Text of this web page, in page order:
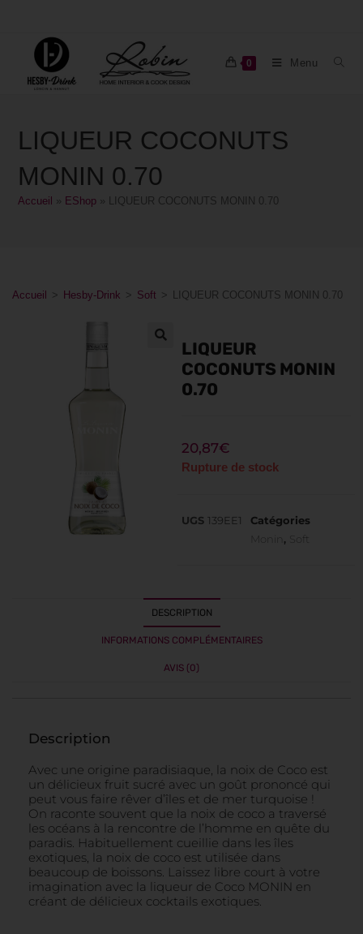
0 Menu
LIQUEUR COCONUTS
MONIN 0.70
Accueil EShop LIQUEUR COCONUTS MONIN 0.70
Accueil > Hesby-Drink > Soft > LIQUEUR COCONUTS MONIN 0.70
LIQUEUR
COCONUTS MONIN
0.70
20,87€
Rupture de stock
UGS 139EE1
Catégories
, Soft
DESCRIPTION
INFORMATIONS COMPLÉMENTAIRES
AVIS (0)
Description
Avec une origine paradisiaque, la noix de Coco est
un délicieux fruit sucré avec un goût prononcé qui
peut vous faire rêver d’îles et de mer turquoise !
On raconte souvent que la noix de coco a traversé
les océans à la rencontre de l’homme en quête du
paradis. Habituellement cueillie dans les îles
exotiques, la noix de coco est utilisée dans
beaucoup de boissons. Laissez libre court à votre
imagination avec la liqueur de Coco MONIN en
créant de délicieux cocktails exotiques.